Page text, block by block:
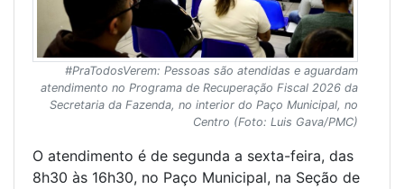
#PraTodosVerem: Pessoas são atendidas e aguardam
atendimento no Programa de Recuperação Fiscal 2026 da
Secretaria da Fazenda, no interior do Paço Municipal, no
Centro (Foto: Luis Gava/PMC)
O atendimento é de segunda a sexta-feira, das
8h30 às 16h30, no Paço Municipal, na Seção de